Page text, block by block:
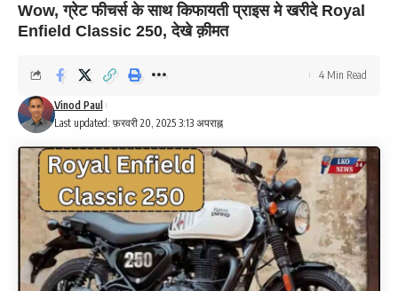
Wow, ग्रेट फीचर्स के साथ किफायती प्राइस मे खरीदे Royal
Enfield Classic 250, देखे क़ीमत
Last updated: फ़रवरी 20, 2025 3:13 अपराह्न
Vinod Paul
4 Min Read